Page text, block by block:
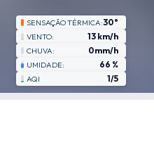
SENSAÇÃO TÉRMICA:30°
VENTO: 13 km/h
CHUVA: 0mm/h
UMIDADE: 66 %
AQI 1/5